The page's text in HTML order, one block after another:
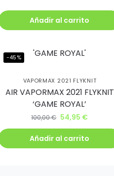
Añadir al carrito
-45%
VAPORMAX 2021 FLYKNIT
AIR VAPORMAX 2021 FLYKNIT
‘GAME ROYAL’
100,00€ 54,95 €
Añadir al carrito
nadie
Quiero mi descuento